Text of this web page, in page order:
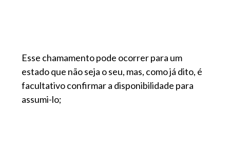
Esse chamamento pode ocorrer para um
estado que não seja o seu, mas, como já dito, é
facultativo confirmar a disponibilidade para
assumi-lo;